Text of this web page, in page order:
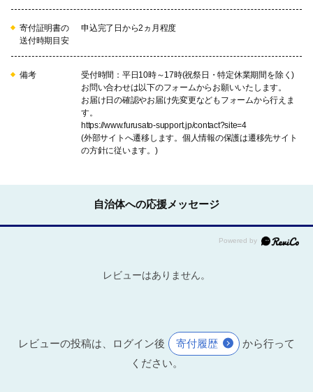
寄付証明書の
送付時期目安
申込完了日から2ヵ月程度
備考
受付時間：平日10時～17時(祝祭日・特定休業期間を除く)
お問い合わせは以下のフォームからお願いいたします。
お届け日の確認やお届け先変更などもフォームから行えま
す。
https://www.furusato-support.jp/contact?site=4
(外部サイトへ遷移します。個人情報の保護は遷移先サイト
の方針に従います。)
自治体への応援メッセージ
レビューはありません。
レビューの投稿は、ログイン後 寄付履歴
から行って
ください。